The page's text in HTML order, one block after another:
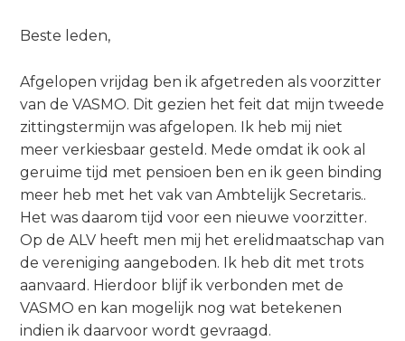
p
o
n
a
v
i
g
a
t
i
o
n
J
Beste leden,
Afgelopen vrijdag ben ik afgetreden als voorzitter
van de VASMO. Dit gezien het feit dat mijn tweede
zittingstermijn was afgelopen. Ik heb mij niet
meer verkiesbaar gesteld. Mede omdat ik ook al
geruime tijd met pensioen ben en ik geen binding
meer heb met het vak van Ambtelijk Secretaris..
Het was daarom tijd voor een nieuwe voorzitter.
Op de ALV heeft men mij het erelidmaatschap van
de vereniging aangeboden. Ik heb dit met trots
aanvaard. Hierdoor blijf ik verbonden met de
VASMO en kan mogelijk nog wat betekenen
indien ik daarvoor wordt gevraagd.
Zoeken
Contact
Zoek
Inloggen